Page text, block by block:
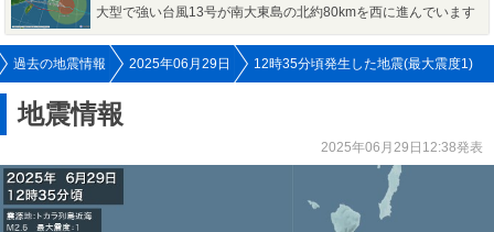
大型で強い台風13号が南大東島の北約80kmを西に進んでいます
過去の地震情報 2025年06月29日 12時35分頃発生した地震(最大震度1)
地震情報
2025年06月29日12:38発表